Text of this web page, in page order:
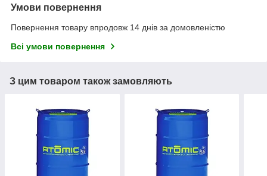
Умови повернення
Повернення товару впродовж 14 днів за домовленістю
Всі умови повернення
З цим товаром також замовляють